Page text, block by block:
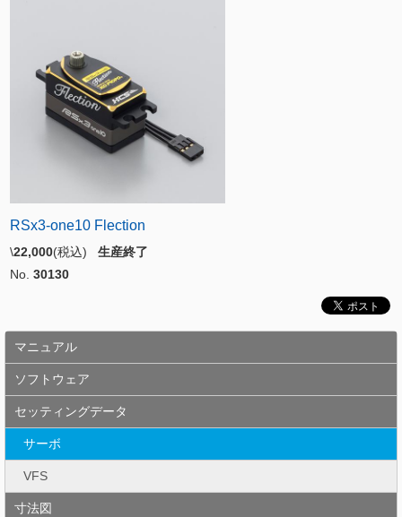
RSx3-one10 Flection
\22,000(税込) 生産終了
No. 30130
マニュアル
ソフトウェア
セッティングデータ
サーボ
VFS
寸法図